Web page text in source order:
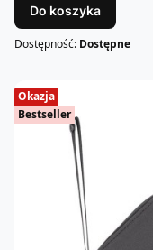
Do koszyka
Dostępność: Dostępne
Okazja
Bestseller